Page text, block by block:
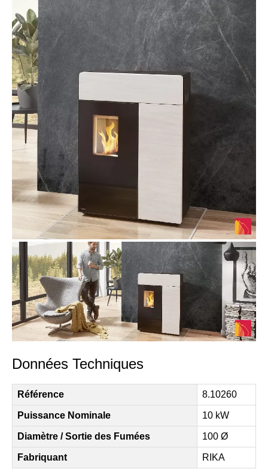
Données Techniques
Référence 8.10260
Puissance Nominale 10 kW
Diamètre / Sortie des Fumées 100 Ø
Fabriquant RIKA